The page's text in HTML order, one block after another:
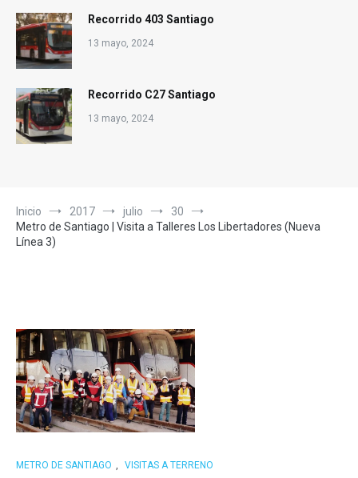
Recorrido 403 Santiago
13 mayo, 2024
Recorrido C27 Santiago
13 mayo, 2024
Inicio 2017 julio
30
Metro de Santiago | Visita a Talleres Los Libertadores (Nueva
Línea 3)
METRO DE SANTIAGO , VISITAS A TERRENO